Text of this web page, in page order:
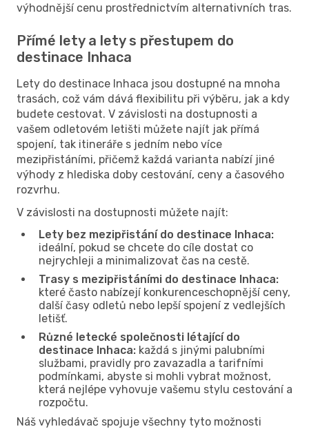
výhodnější cenu prostřednictvím alternativních tras.
Přímé lety a lety s přestupem do
destinace Inhaca
Lety do destinace Inhaca jsou dostupné na mnoha
trasách, což vám dává flexibilitu při výběru, jak a kdy
budete cestovat. V závislosti na dostupnosti a
vašem odletovém letišti můžete najít jak přímá
spojení, tak itineráře s jedním nebo více
mezipřistáními, přičemž každá varianta nabízí jiné
výhody z hlediska doby cestování, ceny a časového
rozvrhu.
V závislosti na dostupnosti můžete najít:
Lety bez mezipřistání do destinace Inhaca:
ideální, pokud se chcete do cíle dostat co
nejrychleji a minimalizovat čas na cestě.
Trasy s mezipřistáními do destinace Inhaca:
které často nabízejí konkurenceschopnější ceny,
další časy odletů nebo lepší spojení z vedlejších
letišť.
Různé letecké společnosti létající do
destinace Inhaca: každá s jinými palubními
službami, pravidly pro zavazadla a tarifními
podmínkami, abyste si mohli vybrat možnost,
která nejlépe vyhovuje vašemu stylu cestování a
rozpočtu.
Náš vyhledávač spojuje všechny tyto možnosti